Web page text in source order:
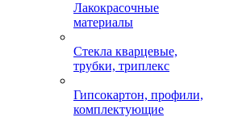
Лакокрасочные
материалы
Стекла кварцевые,
трубки, триплекс
Гипсокартон, профили,
комплектующие